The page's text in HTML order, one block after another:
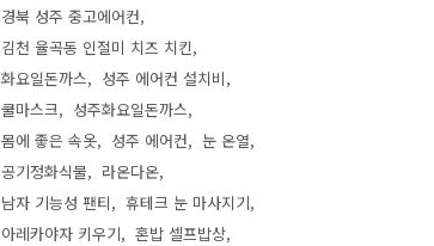
경북 성주 중고에어컨
김천 율곡동 인절미 치즈 치킨
화요일돈까스
성주 에어컨 설치비
쿨마스크
성주화요일돈까스
몸에 좋은 속옷
성주 에어컨
눈 온열
공기정화식물
라온다온
남자 기능성 팬티
휴테크 눈 마사지기
아레카야자 키우기
혼밥 셀프밥상